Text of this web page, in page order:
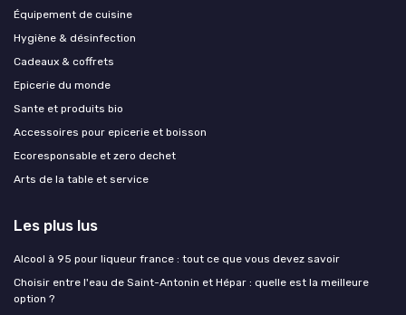
Équipement de cuisine
Hygiène & désinfection
Cadeaux & coffrets
Epicerie du monde
Sante et produits bio
Accessoires pour epicerie et boisson
Ecoresponsable et zero dechet
Arts de la table et service
Les plus lus
Alcool à 95 pour liqueur france : tout ce que vous devez savoir
Choisir entre l'eau de Saint-Antonin et Hépar : quelle est la meilleure
option ?